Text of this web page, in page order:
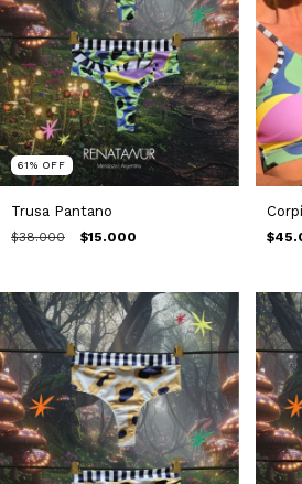
61 % OFF
Trusa Pantano
$38.000 $15.000